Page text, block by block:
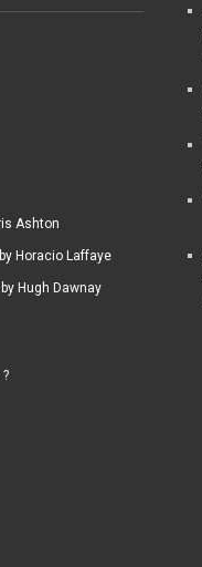
Ashton
Horacio Laffaye
Hugh Dawnay